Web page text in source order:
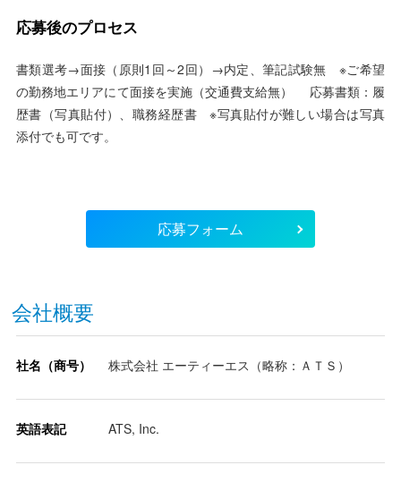
応募後のプロセス
書類選考→面接（原則1回～2回）→内定、筆記試験無 ※ご希望
の勤務地エリアにて面接を実施（交通費支給無） 応募書類：履
歴書（写真貼付）、職務経歴書 ※写真貼付が難しい場合は写真
添付でも可です。
応募フォーム
会社概要
社名（商号） 株式会社 エーティーエス（略称：ＡＴＳ）
英語表記 ATS, Inc.